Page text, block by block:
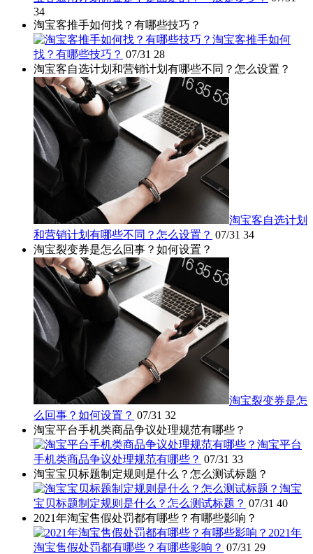
34
淘宝客推手如何找？有哪些技巧？
淘宝客推手如何
找？有哪些技巧？ 07/31 28
淘宝客自选计划和营销计划有哪些不同？怎么设置？
淘宝客自选计划
和营销计划有哪些不同？怎么设置？ 07/31 34
淘宝裂变券是怎么回事？如何设置？
淘宝裂变券是怎
么回事？如何设置？ 07/31 32
淘宝平台手机类商品争议处理规范有哪些？
淘宝平台
手机类商品争议处理规范有哪些？ 07/31 33
淘宝宝贝标题制定规则是什么？怎么测试标题？
淘宝
宝贝标题制定规则是什么？怎么测试标题？ 07/31 40
2021年淘宝售假处罚都有哪些？有哪些影响？
2021年
淘宝售假处罚都有哪些？有哪些影响？ 07/31 29